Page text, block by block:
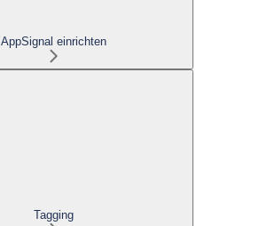
AppSignal einrichten
Tagging